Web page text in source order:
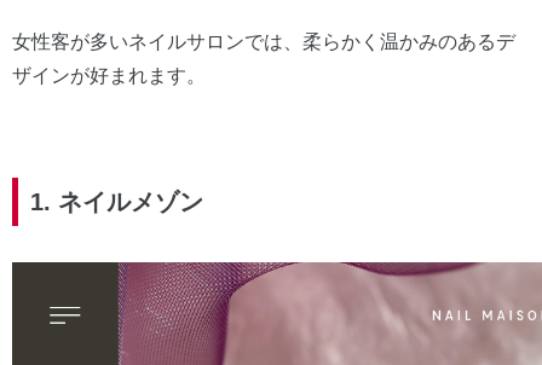
女性客が多いネイルサロンでは、柔らかく温かみのあるデ
ザインが好まれます。
1. ネイルメゾン